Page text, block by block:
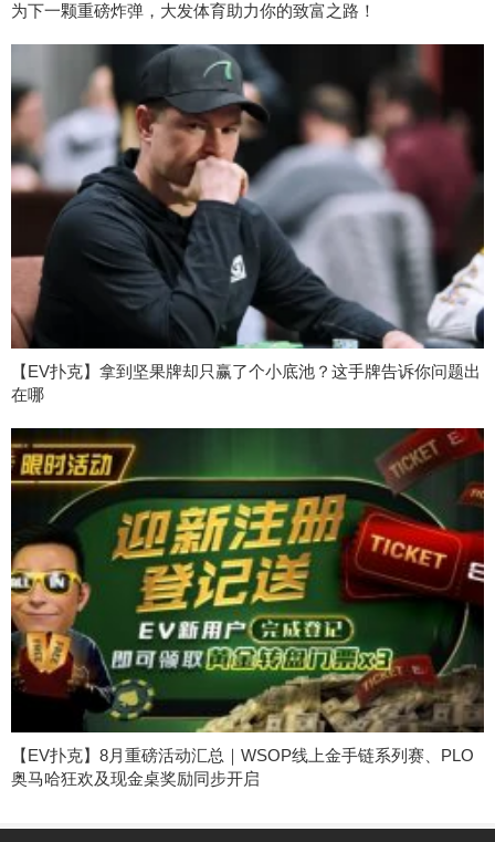
为下一颗重磅炸弹，大发体育助力你的致富之路！
【EV扑克】拿到坚果牌却只赢了个小底池？这手牌告诉你问题出
在哪
【EV扑克】8月重磅活动汇总｜WSOP线上金手链系列赛、PLO
奥马哈狂欢及现金桌奖励同步开启